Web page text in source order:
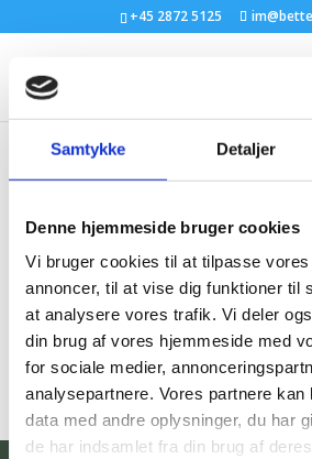
Samtykke Detaljer
Denne hjemmeside bruger cookies
Vi bruger cookies til at tilpasse vores
annoncer, til at vise dig funktioner til
at analysere vores trafik. Vi deler
din brug af vores hjemmeside med
for sociale medier,
analysepartnere. Vores partnere kan
data med andre oplysninger, du har
de har indsamlet fra din brug af
+45 2872 5125
2026 10.03.43
afInge Svane| 10 mar 2026